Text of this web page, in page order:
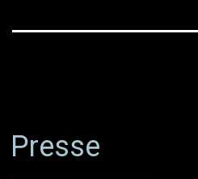
Presse